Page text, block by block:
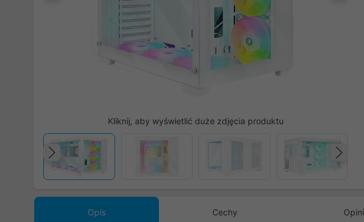
Kliknij, aby wyświetlić duże zdjęcia produktu
Poprzedni
Opis Cechy